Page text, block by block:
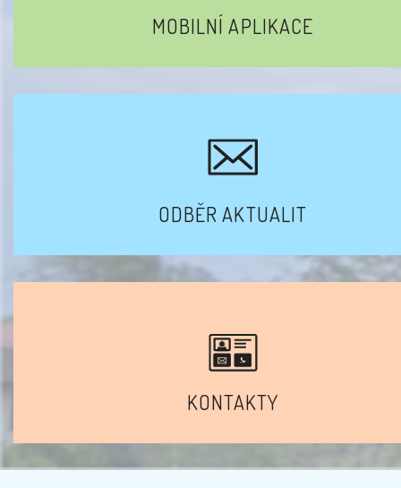
MOBILNÍ APLIKACE
ODBĚR AKTUALIT
KONTAKTY